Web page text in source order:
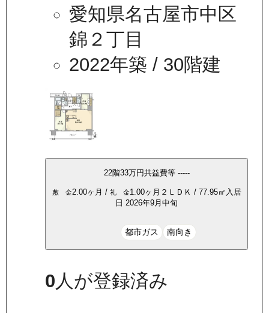
愛知県名古屋市中区
錦２丁目
2022年築 / 30階建
22階33万円共益費等 -----
敷 金2.00ヶ月 / 礼 金1.00ヶ月 ２ＬＤＫ / 77.95㎡ 入居
日 2026年9月中旬
都市ガス 南向き
0人が登録済み